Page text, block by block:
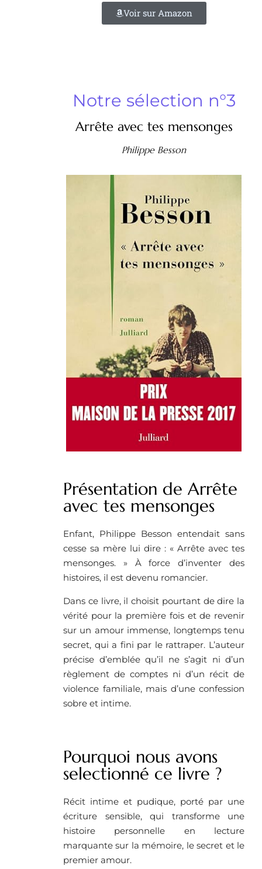
Voir sur Amazon
Notre sélection n°3
Arrête avec tes mensonges
Philippe Besson
Présentation de Arrête
avec tes mensonges
Enfant, Philippe Besson entendait sans
cesse sa mère lui dire : « Arrête avec tes
mensonges. » À force d’inventer des
histoires, il est devenu romancier.
Dans ce livre, il choisit pourtant de dire la
vérité pour la première fois et de revenir
sur un amour immense, longtemps tenu
secret, qui a fini par le rattraper. L’auteur
précise d’emblée qu’il ne s’agit ni d’un
règlement de comptes ni d’un récit de
violence familiale, mais d’une confession
sobre et intime.
Pourquoi nous avons
selectionné ce livre ?
Récit intime et pudique, porté par une
écriture sensible, qui transforme une
histoire personnelle en lecture
marquante sur la mémoire, le secret et le
premier amour.